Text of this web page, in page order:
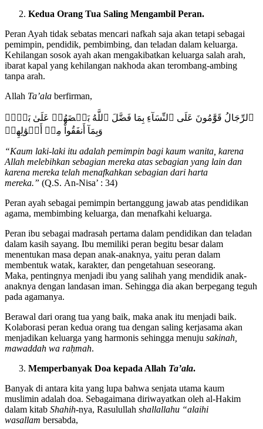
Kedua Orang Tua Saling Mengambil Peran.
Peran Ayah tidak sebatas mencari nafkah saja akan tetapi sebagai
pemimpin, pendidik, pembimbing, dan teladan dalam keluarga.
Kehilangan sosok ayah akan mengakibatkan keluarga salah arah,
ibarat kapal yang kehilangan nakhoda akan terombang-ambing
tanpa arah.
Allah Ta’ala berfirman,
ٱلرِّجَالُ قَوَّٰمُونَ عَلَى ٱلنِّسَآءِ بِمَا فَضَّلَ ٱللَّهُ بَعۡضَهُمۡ عَلَىٰ بَعۡضٖ
وَبِمَآ أَنفَقُواْ مِنۡ أَمۡوَٰلِهِمۡ
“Kaum laki-laki itu adalah pemimpin bagi kaum wanita, karena
Allah melebihkan sebagian mereka atas sebagian yang lain dan
karena mereka telah menafkahkan sebagian dari harta
mereka.” (Q.S. An-Nisa’ : 34)
Peran ayah sebagai pemimpin bertanggung jawab atas pendidikan
agama, membimbing keluarga, dan menafkahi keluarga.
Peran ibu sebagai madrasah pertama dalam pendidikan dan teladan
dalam kasih sayang. Ibu memiliki peran begitu besar dalam
menentukan masa depan anak-anaknya, yaitu peran dalam
membentuk watak, karakter, dan pengetahuan seseorang.
Maka, pentingnya menjadi ibu yang salihah yang mendidik anak-
anaknya dengan landasan iman. Sehingga dia akan berpegang teguh
pada agamanya.
Berawal dari orang tua yang baik, maka anak itu menjadi baik.
Kolaborasi peran kedua orang tua dengan saling kerjasama akan
menjadikan keluarga yang harmonis sehingga menuju sakinah,
mawaddah wa raḥmah.
Memperbanyak Doa kepada Allah Ta’ala.
Banyak di antara kita yang lupa bahwa senjata utama kaum
muslimin adalah doa. Sebagaimana diriwayatkan oleh al-Hakim
dalam kitab Shahih-nya, Rasulullah shallallahu “alaihi
wasallam bersabda,